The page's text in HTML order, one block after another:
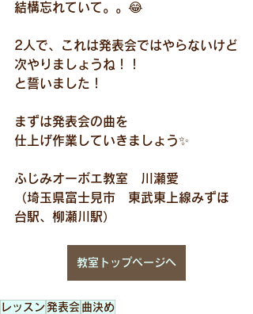
結構忘れていて。。😂
2人で、これは発表会ではやらないけど
次やりましょうね！！
と誓いました！
まずは発表会の曲を
仕上げ作業していきましょう✨
ふじみオーボエ教室　川瀬愛
（埼玉県富士見市　東武東上線みずほ
台駅、柳瀬川駅）
教室トップページへ
レッスン発表会 曲決め